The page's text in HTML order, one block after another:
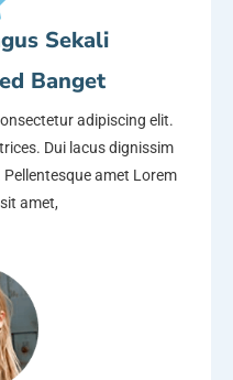
Sekali
Banget
adipiscing elit.
Dui lacus dignissim
amet Lorem
amet,